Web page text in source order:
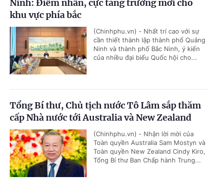
Ninh: Điểm nhấn, cực tăng trưởng mới cho
khu vực phía bắc
(Chinhphu.vn) - Nhất trí cao với sự
cần thiết thành lập thành phố Quảng
Ninh và thành phố Bắc Ninh, ý kiến
của nhiều đại biểu Quốc hội cho...
Tổng Bí thư, Chủ tịch nước Tô Lâm sắp thăm
cấp Nhà nước tới Australia và New Zealand
(Chinhphu.vn) - Nhận lời mời của
Toàn quyền Australia Sam Mostyn và
Toàn quyền New Zealand Cindy Kiro,
Tổng Bí thư Ban Chấp hành Trung...